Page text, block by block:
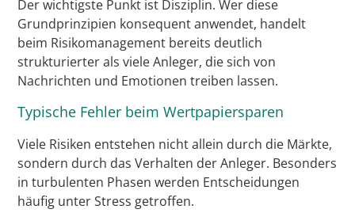
Der wichtigste Punkt ist Disziplin. Wer diese
Grundprinzipien konsequent anwendet, handelt
beim Risikomanagement bereits deutlich
strukturierter als viele Anleger, die sich von
Nachrichten und Emotionen treiben lassen.
Typische Fehler beim Wertpapiersparen
Viele Risiken entstehen nicht allein durch die Märkte,
sondern durch das Verhalten der Anleger. Besonders
in turbulenten Phasen werden Entscheidungen
häufig unter Stress getroffen.